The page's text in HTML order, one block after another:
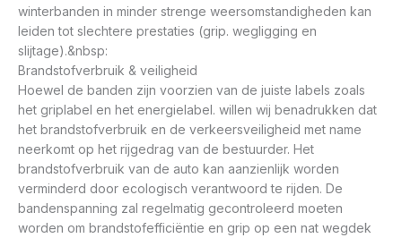
winterbanden in minder strenge weersomstandigheden kan
leiden tot slechtere prestaties (grip. wegligging en
slijtage).&nbsp:
Brandstofverbruik & veiligheid
Hoewel de banden zijn voorzien van de juiste labels zoals
het griplabel en het energielabel. willen wij benadrukken dat
het brandstofverbruik en de verkeersveiligheid met name
neerkomt op het rijgedrag van de bestuurder. Het
brandstofverbruik van de auto kan aanzienlijk worden
verminderd door ecologisch verantwoord te rijden. De
bandenspanning zal regelmatig gecontroleerd moeten
worden om brandstofefficiëntie en grip op een nat wegdek